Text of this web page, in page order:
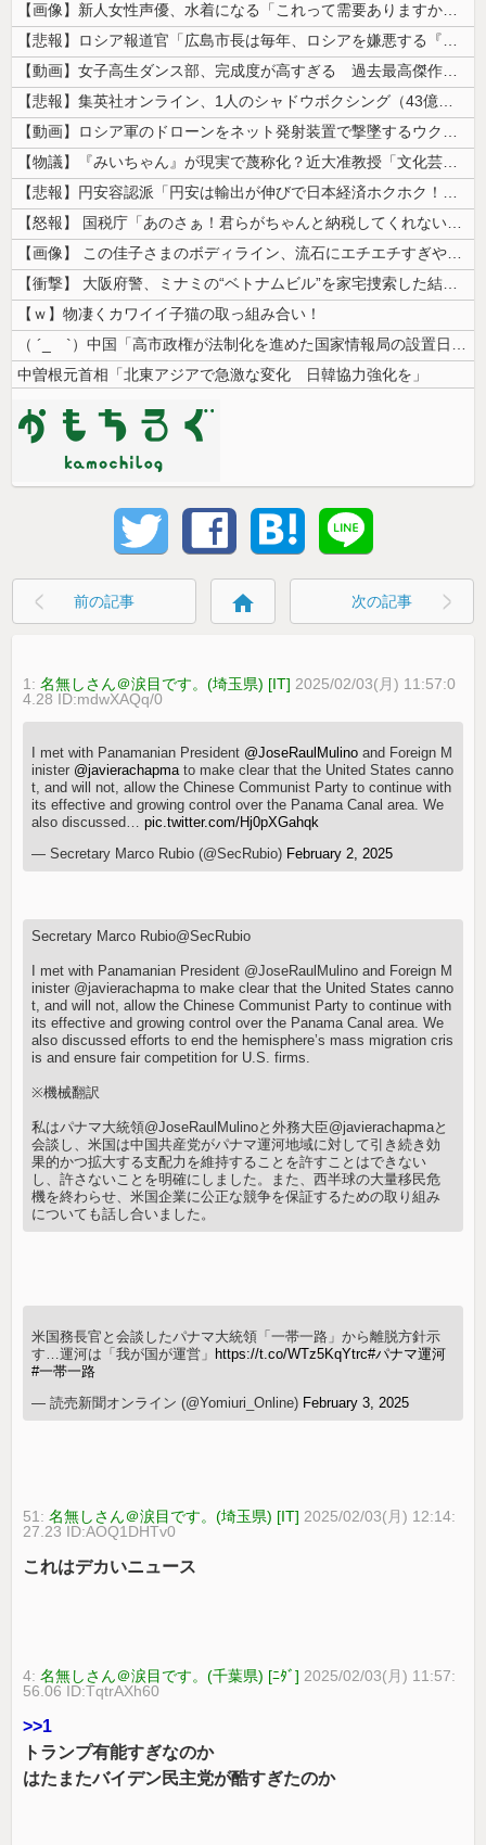
【画像】新人女性声優、水着になる「これって需要ありますか？」
【悲報】ロシア報道官「広島市長は毎年、ロシアを嫌悪する『偽りの呪文』を...
【動画】女子高生ダンス部、完成度が高すぎる 過去最高傑作と話題にｗｗｗ...
【悲報】集英社オンライン、1人のシャドウボクシング（43億注文）によっ...
【動画】ロシア軍のドローンをネット発射装置で撃墜するウクライナ。
【物議】『みいちゃん』が現実で蔑称化？近大准教授「文化芸術は人を傷つけ...
【悲報】円安容認派「円安は輸出が伸びで日本経済ホクホク！」⇒ 世界に売...
【怒報】 国税庁「あのさぁ！君らがちゃんと納税してくれないとこうなっち...
【画像】 この佳子さまのボディライン、流石にエチエチすぎやろ！
【衝撃】 大阪府警、ミナミの“ベトナムビル”を家宅捜索した結果・・・・...
【ｗ】物凄くカワイイ子猫の取っ組み合い！
（ ´_ゝ`）中国「高市政権が法制化を進めた国家情報局の設置日が7月3...
中曽根元首相「北東アジアで急激な変化 日韓協力強化を」
前の記事 home 次の記事
1:名無しさん＠涙目です。(埼玉県) [IT] 2025/02/03(月) 11:57:0
4.28 ID:mdwXAQq/0
I met with Panamanian President @JoseRaulMulino and Foreign M
inister @javierachapmato make clear that the United States canno
t, and will not, allow the Chinese Communist Party to continue with
its effective and growing control over the Panama Canal area. We
also discussed…pic.twitter.com/Hj0pXGahqk
— Secretary Marco Rubio (@SecRubio) February 2, 2025
Secretary Marco Rubio@SecRubio
I met with Panamanian President @JoseRaulMulino and Foreign M
inister @javierachapma to make clear that the United States canno
t, and will not, allow the Chinese Communist Party to continue with
its effective and growing control over the Panama Canal area. We
also discussed efforts to end the hemisphere’s mass migration cris
is and ensure fair competition for U.S. firms.
※機械翻訳
私はパナマ大統領@JoseRaulMulinoと外務大臣@javierachapmaと
会談し、米国は中国共産党がパナマ運河地域に対して引き続き効
果的かつ拡大する支配力を維持することを許すことはできない
し、許さないことを明確にしました。また、西半球の大量移民危
機を終わらせ、米国企業に公正な競争を保証するための取り組み
についても話し合いました。
米国務長官と会談したパナマ大統領「一帯一路」から離脱方針示
す…運河は「我が国が運営」 https://t.co/WTz5KqYtrc#パナマ運河
#一帯一路
— 読売新聞オンライン (@Yomiuri_Online) February 3, 2025
51:名無しさん＠涙目です。(埼玉県) [IT] 2025/02/03(月) 12:14:
27.23 ID:AOQ1DHTv0
これはデカいニュース
4:名無しさん＠涙目です。(千葉県) [ﾆﾀﾞ] 2025/02/03(月) 11:57:
56.06 ID:TqtrAXh60
>>1
トランプ有能すぎなのか
はたまたバイデン民主党が酷すぎたのか